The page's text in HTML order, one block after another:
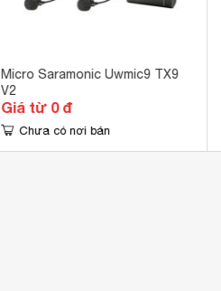
Micro Saramonic Uwmic9 TX9
V2
Giá từ 0 đ
Chưa có nơi bán